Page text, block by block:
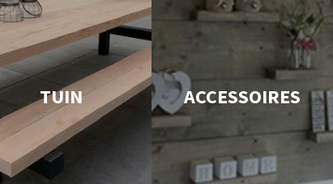
TUIN ACCESSOIRES